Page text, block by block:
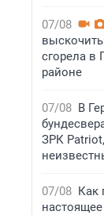
07/08
сгорела в
районе
07/08 В
ЗРК
07/08 Как